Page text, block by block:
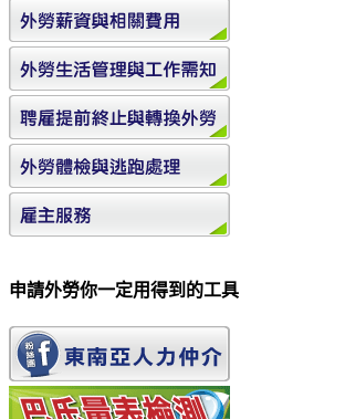
申請外勞你一定用得到的工具